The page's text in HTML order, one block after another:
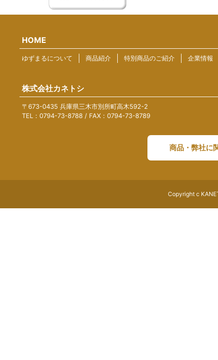
HOME
ゆずまるについて 商品紹介 特別商品のご紹介 企業情報
株式会社カネトシ
〒673-0435 兵庫県三木市別所町高木592-2
TEL：0794-73-8788 / FAX：0794-73-8789
商品・弊社に
Copyright c